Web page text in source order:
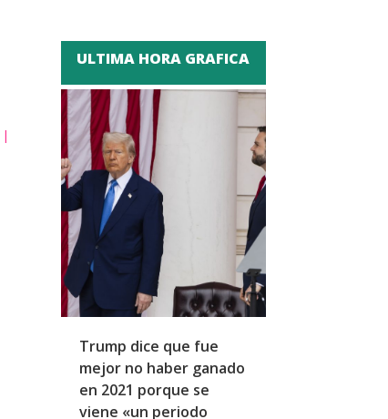
|
ULTIMA HORA GRAFICA
Trump dice que fue
mejor no haber ganado
en 2021 porque se
viene «un periodo